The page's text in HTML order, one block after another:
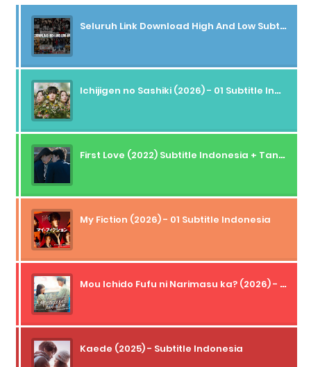
Seluruh Link Download High And Low Subtitle Indonesia
Ichijigen no Sashiki (2026) - 01 Subtitle Indonesia
First Love (2022) Subtitle Indonesia + Tanpa Iklan + Streaming + 1080p
My Fiction (2026) - 01 Subtitle Indonesia
Mou Ichido Fufu ni Narimasu ka? (2026) - 01 Subtitle Indonesia
Kaede (2025) - Subtitle Indonesia